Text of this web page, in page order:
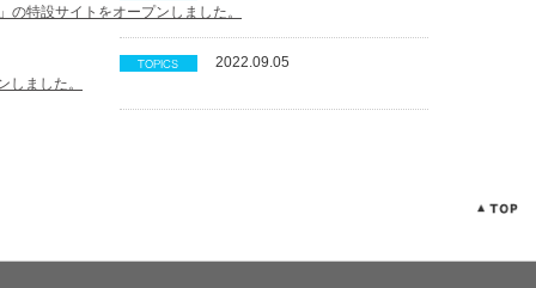
特設サイトをオープンしました。
2022.09.05
しました。